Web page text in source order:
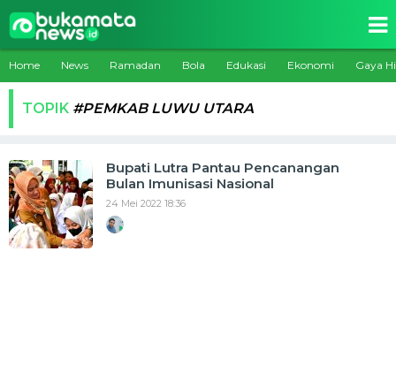
Home News Ramadan Bola Edukasi Ekonomi Gaya
TOPIK #PEMKAB LUWU UTARA
Bupati Lutra Pantau Pencanangan
Bulan Imunisasi Nasional
24 Mei 2022 18:36